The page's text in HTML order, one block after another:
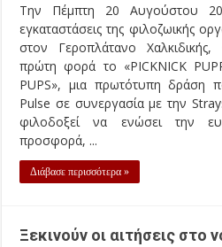
Την Πέμπτη 20 Αυγούστου
εγκαταστάσεις της φιλοζωικής
στον Γεροπλάτανο
πρώτη φορά το «PICKNICK
PUPS», μια πρωτότυπη δράση
Pulse σε συνεργασία με την
φιλοδοξεί να ενώσει την
προσφορά, ...
Διάβασε περισσότερα »
Ξεκινούν οι αιτήσεις στο